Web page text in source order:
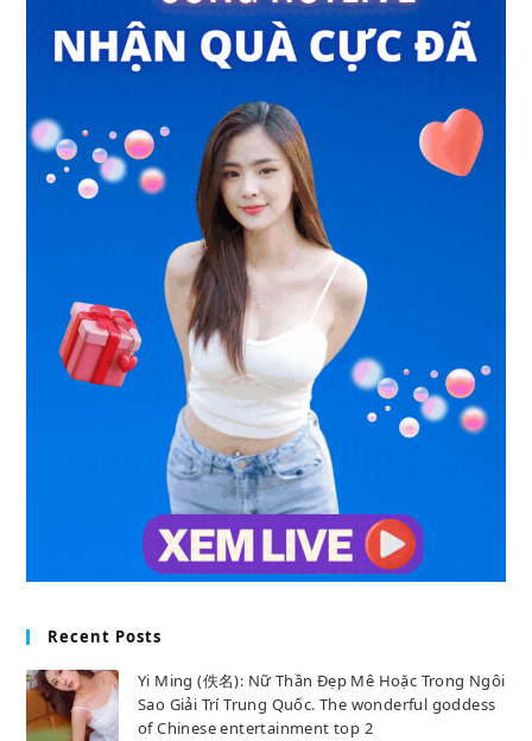
Recent Posts
Yi Ming (佚名): Nữ Thần Đẹp Mê Hoặc Trong Ngôi
Sao Giải Trí Trung Quốc. The wonderful goddess
of Chinese entertainment top 2